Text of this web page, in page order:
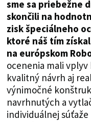
sme sa priebežne
skončili na
zisk špeciálneho
ktoré náš tím
na európskom
ocenenia mali
kvalitný návrh aj
výnimočné
navrhnutých a
individuálnej